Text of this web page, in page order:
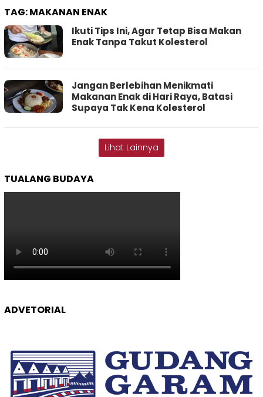
TAG:MAKANAN ENAK
Ikuti Tips Ini, Agar Tetap Bisa Makan
Enak Tanpa Takut Kolesterol
Jangan Berlebihan Menikmati
Makanan Enak di Hari Raya, Batasi
Supaya Tak Kena Kolesterol
Lihat Lainnya
TUALANG BUDAYA
ADVETORIAL